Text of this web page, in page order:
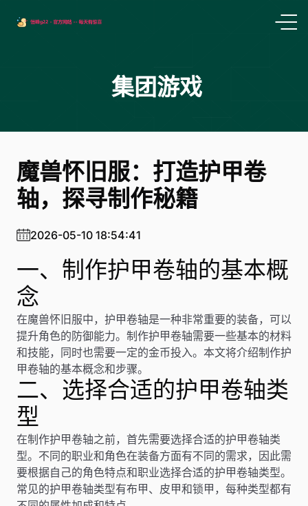
集团游戏
魔兽怀旧服：打造护甲卷
轴，探寻制作秘籍
2026-05-10 18:54:41
一、制作护甲卷轴的基本概
念
在魔兽怀旧服中，护甲卷轴是一种非常重要的装备，可以
提升角色的防御能力。制作护甲卷轴需要一些基本的材料
和技能，同时也需要一定的金币投入。本文将介绍制作护
甲卷轴的基本概念和步骤。
二、选择合适的护甲卷轴类
型
在制作护甲卷轴之前，首先需要选择合适的护甲卷轴类
型。不同的职业和角色在装备方面有不同的需求，因此需
要根据自己的角色特点和职业选择合适的护甲卷轴类型。
常见的护甲卷轴类型有布甲、皮甲和锁甲，每种类型都有